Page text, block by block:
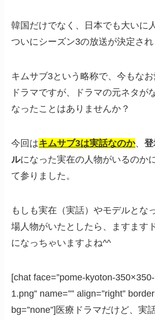
韓国だけでなく、日本でも大いに
ついにシーズン3の放送が決定さ
キムサブ3という略称で、今もな
ドラマですが、ドラマの元ネタが
なったことはありませんか？
今回はキムサブ3は実話なのか、
ルになった実在の人物がいるのか
て参りました。
もしも実在（実話）やモデルとな
場人物がいたとしたら、ますます
になっちゃいますよね^^
[chat face=”pome-kyoton-
1.png” name=”” align=”right”
bg=”none”]医療ドラマだけど、実